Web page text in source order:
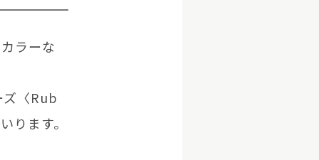
ラーな
ズ〈Rub
ります。